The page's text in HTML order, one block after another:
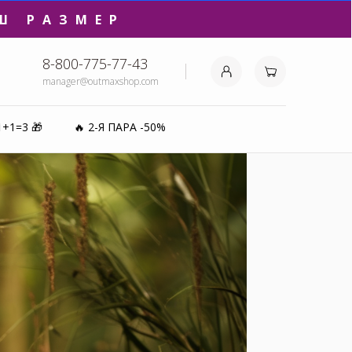
РАЗМЕР
8-800-775-77-43
manager@outmaxshop.com
🎁 🔥 2-Я ПАРА -50%